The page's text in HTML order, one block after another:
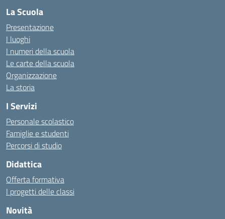
La Scuola
Presentazione
I luoghi
I numeri della scuola
Le carte della scuola
Organizzazione
La storia
I Servizi
Personale scolastico
Famiglie e studenti
Percorsi di studio
Didattica
Offerta formativa
I progetti delle classi
Novità